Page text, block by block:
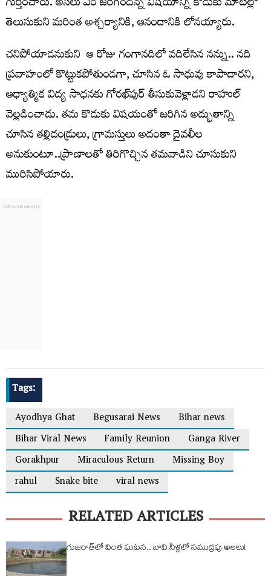
తెలుసుకుని మరింత అశ్చర్యానికి, ఆనందానికి లోనయ్యారు.
చనిపోయాడనుకుని ఆ రోజు గంగానదిలో వదిలేసిన నన్ను.. నది
ప్రవాహంలో కొట్టుకపోతుండగా, చూసిన ఓ సాధువు కాపాడారని,
ఆధ్యాత్మిక విద్య సాధనకు గోరఖ్‌పుర్‌ తీసుకువెళ్లాడని రాహుల్‌
వెల్లడించాడు. తమ కొడుకు విషయంతో జరిగిన అద్భుతాన్ని
చూసిన తల్లిదండ్రులు, గ్రామస్తులు అదంతా దైవలీల
అనుకుంటూ..ప్రాణాలతో తిరిగొచ్చిన తమవాడిని చూసుకుని
మురిసిపోయారు.
Tags:
Ayodhya Ghat
Begusarai News
Bihar news
Bihar Viral News
Family Reunion
Ganga River
Gorakhpur
Miraculous Return
Missing Boy
rahul
Snake bite viral news
RELATED ARTICLES
గుజరాత్‌లో వింత ఘటన.. బావి నీళ్లలో సముద్రపు అలలు!